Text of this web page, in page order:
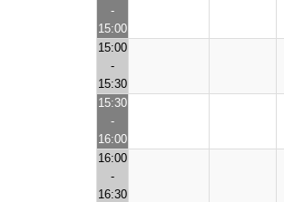
-
15:00
15:00
-
15:30
15:30
-
16:00
16:00
-
16:30